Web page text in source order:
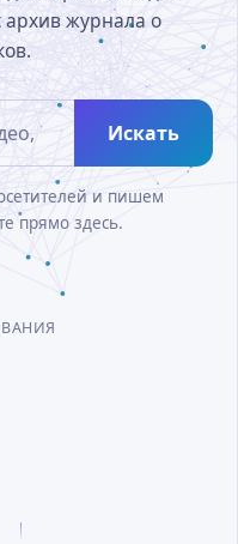
архив журнала о
Искать
и пишем
прямо здесь.